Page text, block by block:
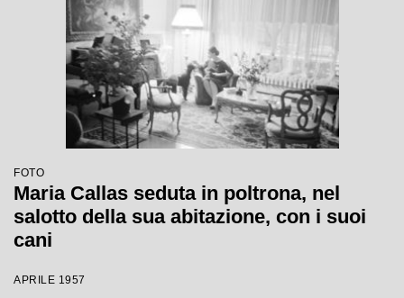
FOTO
Maria Callas seduta in poltrona, nel
salotto della sua abitazione, con i suoi
cani
APRILE 1957